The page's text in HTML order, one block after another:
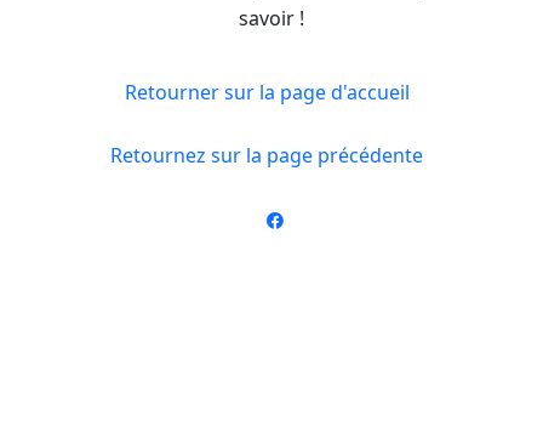
savoir !
Retourner sur la page d'accueil
Retournez sur la page précédente